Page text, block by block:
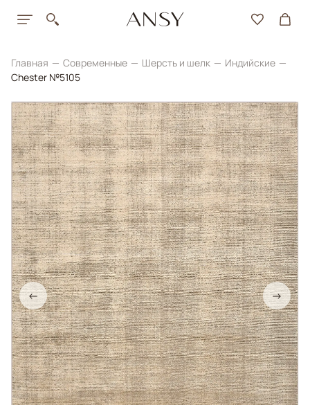
Главная Современные Шерсть и шелк
Индийские
Chester №5105
← →